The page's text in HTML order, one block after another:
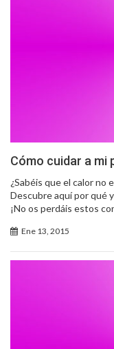
Cómo cuidar a mi
¿Sabéis que el calor no
Descubre aquí por qué
¡No os perdáis estos
Ene 13, 2015